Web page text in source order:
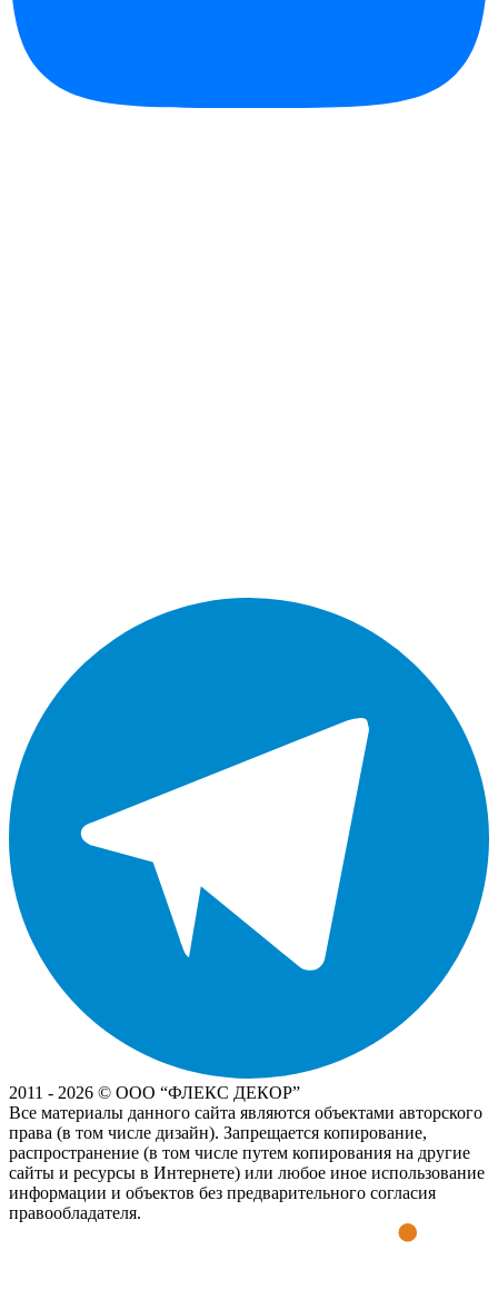
2011 - 2026 © OOO “ФЛЕКС ДЕКОР”
Все материалы данного сайта являются объектами авторского
права (в том числе дизайн). Запрещается копирование,
распространение (в том числе путем копирования на другие
сайты и ресурсы в Интернете) или любое иное использование
информации и объектов без предварительного согласия
правообладателя.